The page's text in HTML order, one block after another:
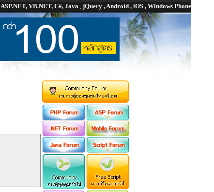
ASP.NET, VB.NET, C#, Java , jQuery , Android , iOS , Windows Phone